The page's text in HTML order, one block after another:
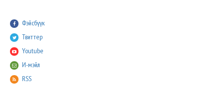
Фэйсбүүк
Твиттер
Youtube
И-мэйл
RSS